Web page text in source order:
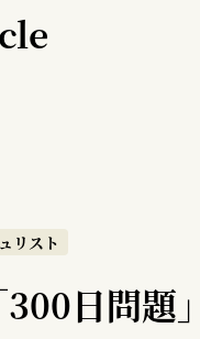
リスト
300日問題